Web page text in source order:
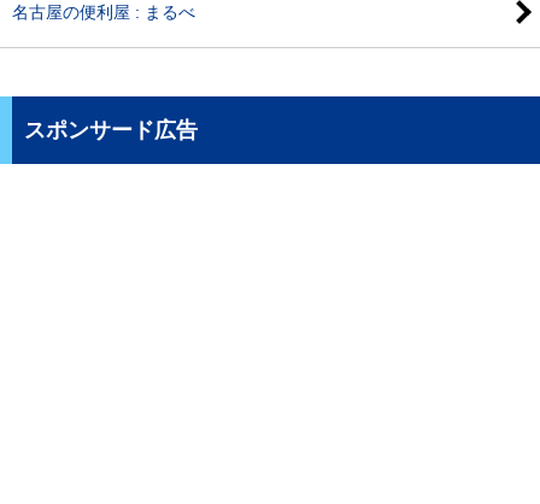
名古屋の便利屋 : まるべ
スポンサード広告